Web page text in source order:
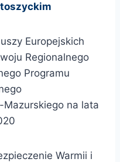
Europejskich
Regionalnego
Programu
na lata
Warmii i